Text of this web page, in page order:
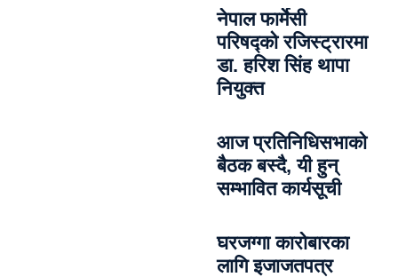
नेपाल फार्मेसी
परिषद्को रजिस्ट्रारमा
डा. हरिश सिंह थापा
नियुक्त
आज प्रतिनिधिसभाको
बैठक बस्दै, यी हुन्
सम्भावित कार्यसूची
घरजग्गा कारोबारका
लागि इजाजतपत्र